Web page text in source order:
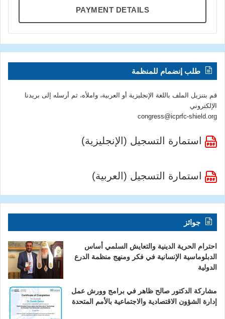
PAYMENT DETAILS
طلب إنضمام للمنظمة
قم بتنزيل الملف باللغة الإنجليزية أو العربية، واملأه، ثم أرسله إلى بريدنا
الإلكتروني
congress@icprfc-shield.org
استمارة التسجيل (الإنجليزية)
استمارة التسجيل (العربية)
جوائز
احترام الحرية الدينية والتعايش السلمي أساس
الدبلوماسية الإنسانية في فكر ومنهج منظمة الدرع
الدولية
مشاركة الدكتور صالح ظاهر في برامج وورش عمل
إدارة الشؤون الاقتصادية والاجتماعية بالأمم المتحدة